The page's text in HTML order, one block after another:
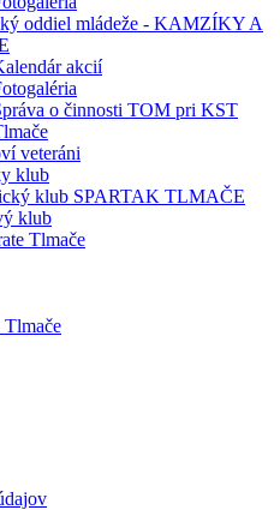
oddiel mládeže - KAMZÍKY A
akcií
o činnosti TOM pri KST
veteráni
klub
klub SPARTAK TLMAČE
klub
Tlmače